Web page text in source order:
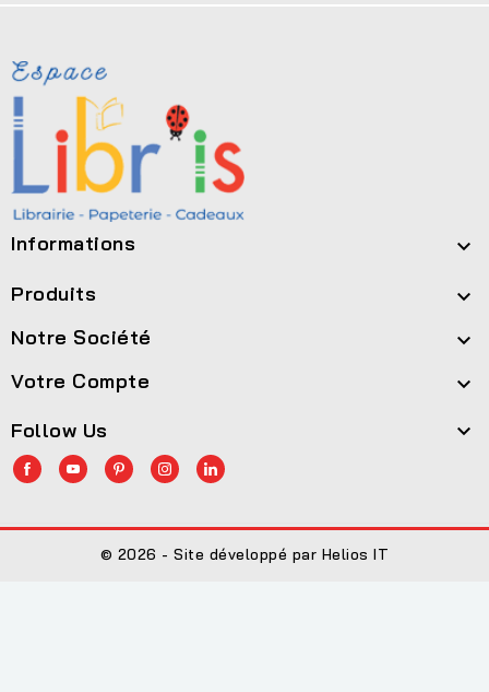
Informations 
Produits 
Notre Société 
Votre Compte 
Follow Us 
© 2026 - Site développé par Helios IT